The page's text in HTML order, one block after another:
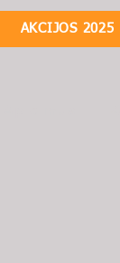
AKCIJOS 2025